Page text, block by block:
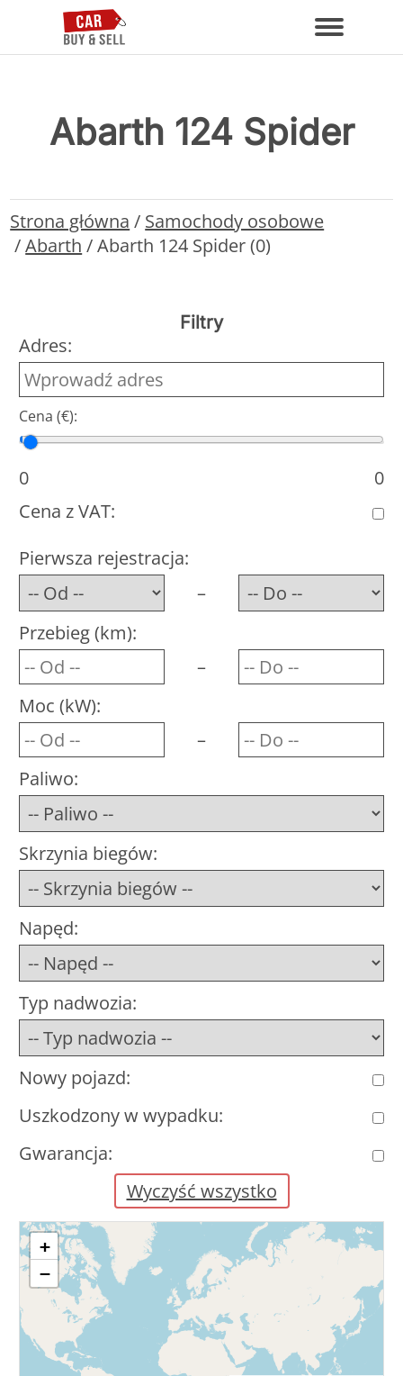
Abarth 124 Spider
Strona główna / Samochody osobowe
/Abarth /Abarth 124 Spider (0)
Filtry
Adres:
Cena (€):
Cena minimalna
Cena maksymalna
0
0
Cena z VAT:
Pierwsza rejestracja:
–
Przebieg (km):
–
Moc (kW):
–
Paliwo:
Skrzynia biegów:
Napęd:
Typ nadwozia:
Nowy pojazd:
Uszkodzony w wypadku:
Gwarancja:
Wyczyść wszystko
+
−